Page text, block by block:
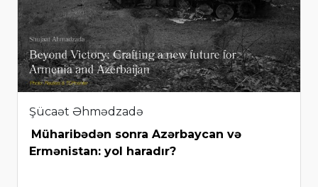
Şücaət Əhmədzadə
Müharibədən sonra Azərbaycan və
Ermənistan: yol haradır?